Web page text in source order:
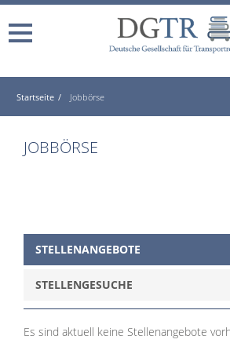
Startseite Jobbörse
JOBBÖRSE
STELLENANGEBOTE
STELLENGESUCHE
Es sind aktuell keine Stellenangebote